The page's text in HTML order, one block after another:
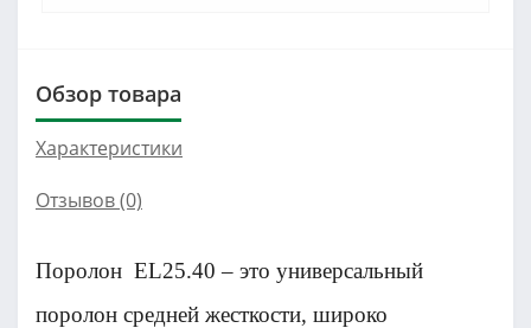
Обзор товара
Характеристики
Отзывов (0)
Поролон EL25.40 – это универсальный
поролон средней жесткости, широко